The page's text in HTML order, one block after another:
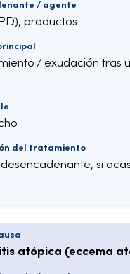
productos
/ exudación tras
si
atópica (eccema